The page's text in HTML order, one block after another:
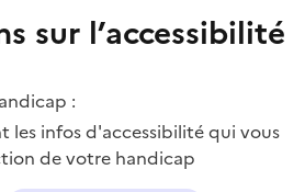
sur l’accessibilité
:
les infos d'accessibilité qui vous
de votre handicap